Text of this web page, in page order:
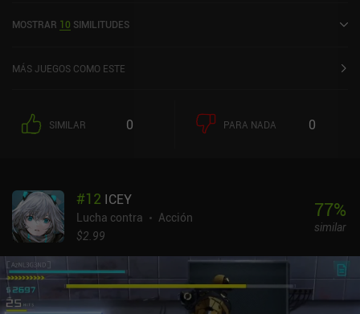
Souls: The Last Bearer se lanzó en mayo de 2013 y tiene
4,8 sobre 5,0 en la App Store de iOS.
MOSTRAR 10 SIMILITUDES
MÁS JUEGOS COMO ESTE
SIMILAR 0 PARA NADA 0
#12 ICEY
Lucha contra
Acción
$2.99
77%
similar